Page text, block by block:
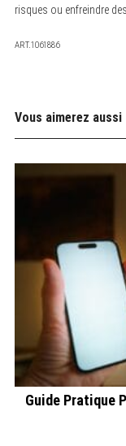
risques ou enfreindre
ART.1061886
Vous aimerez aussi
Guide Pratique